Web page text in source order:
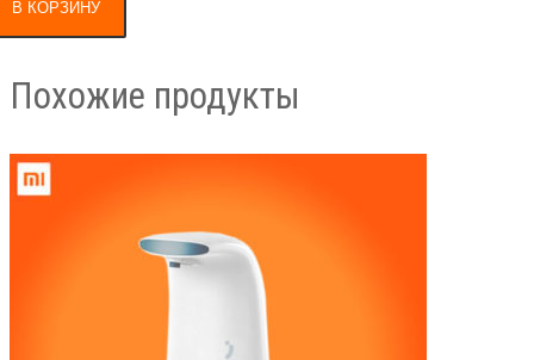
В КОРЗИНУ
Похожие продукты